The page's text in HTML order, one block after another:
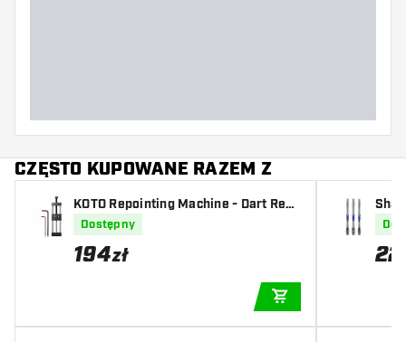
CZĘSTO KUPOWANE RAZEM Z
KOTO Repointing Machine - Dart Repo
inter
Dostępny
194zł 22